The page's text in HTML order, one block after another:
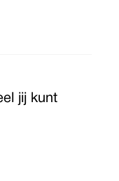
jij kunt